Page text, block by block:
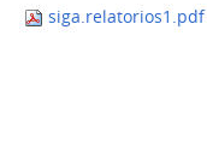
siga.relatorios1.pdf